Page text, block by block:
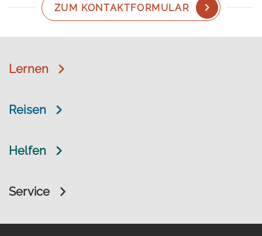
ZUM KONTAKTFORMULAR
Lernen
Reisen
Helfen
Service